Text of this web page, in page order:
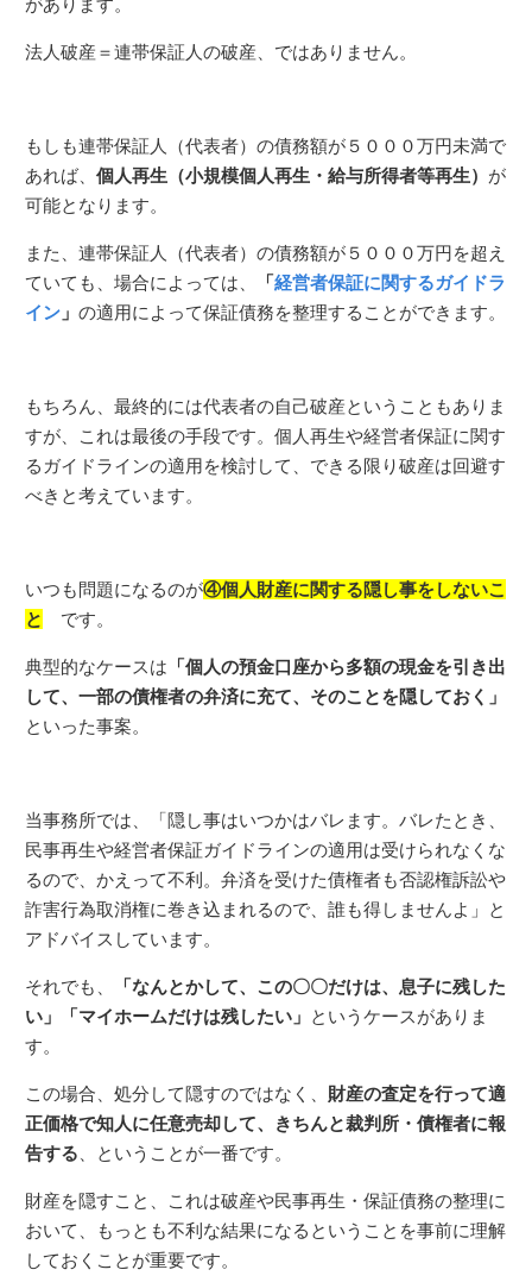
があります。
法人破産＝連帯保証人の破産、ではありません。
もしも連帯保証人（代表者）の債務額が５０００万円未満で
あれば、個人再生（小規模個人再生・給与所得者等再生） が
可能となります。
また、連帯保証人（代表者）の債務額が５０００万円を超え
ていても、場合によっては、
「経営者保証に関するガイドラ
イン 」の適用によって保証債務を整理することができます。
もちろん、最終的には代表者の自己破産ということもありま
すが、これは最後の手段です。個人再生や経営者保証に関す
るガイドラインの適用を検討して、できる限り破産は回避す
べきと考えています。
いつも問題になるのが④個人財産に関する隠し事をしないこ
と
です。
典型的なケースは 「個人の預金口座から多額の現金を引き出
して、一部の債権者の弁済に充て、そのことを隠しておく」
といった事案。
当事務所では、「隠し事はいつかはバレます。バレたとき、
民事再生や経営者保証ガイドラインの適用は受けられなくな
るので、かえって不利。弁済を受けた債権者も否認権訴訟や
詐害行為取消権に巻き込まれるので、誰も得しませんよ」と
アドバイスしています。
それでも、
「なんとかして、この〇〇だけは、息子に残した
い」「マイホームだけは残したい」 というケースがありま
す。
この場合、処分して隠すのではなく、 財産の査定を行って適
正価格で知人に任意売却して、きちんと裁判所・債権者に報
告する 、ということが一番です。
財産を隠すこと、これは破産や民事再生・保証債務の整理に
おいて、もっとも不利な結果になるということを事前に理解
しておくことが重要です。